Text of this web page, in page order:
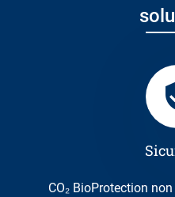
CO₂ BioProtection non è classificato come gas